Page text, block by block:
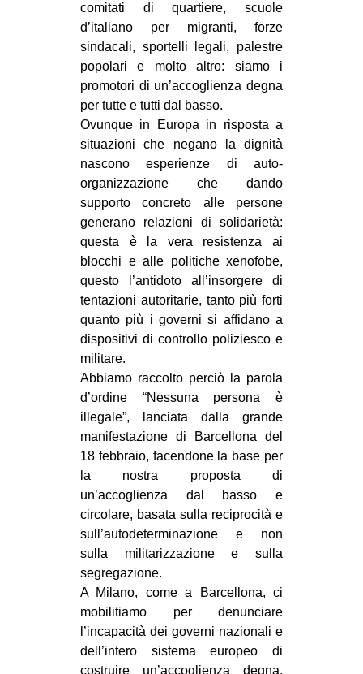
comitati di quartiere, scuole
d’italiano per migranti, forze
sindacali, sportelli legali, palestre
popolari e molto altro: siamo i
promotori di un’accoglienza degna
per tutte e tutti dal basso.
Ovunque in Europa in risposta a
situazioni che negano la dignità
nascono esperienze di auto-
organizzazione che dando
supporto concreto alle persone
generano relazioni di solidarietà:
questa è la vera resistenza ai
blocchi e alle politiche xenofobe,
questo l’antidoto all’insorgere di
tentazioni autoritarie, tanto più forti
quanto più i governi si affidano a
dispositivi di controllo poliziesco e
militare.
Abbiamo raccolto perciò la parola
d’ordine “Nessuna persona è
illegale”, lanciata dalla grande
manifestazione di Barcellona del
18 febbraio, facendone la base per
la nostra proposta di
un’accoglienza dal basso e
circolare, basata sulla reciprocità e
sull’autodeterminazione e non
sulla militarizzazione e sulla
segregazione.
A Milano, come a Barcellona, ci
mobilitiamo per denunciare
l’incapacità dei governi nazionali e
dell’intero sistema europeo di
costruire un’accoglienza degna,